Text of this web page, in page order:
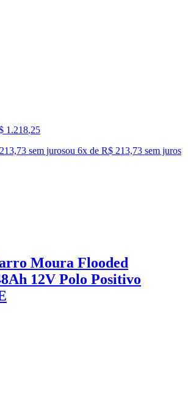
1.218,25
sem jurosou 6x de R$ 213,73 sem juros
Moura Flooded
12V Polo Positivo